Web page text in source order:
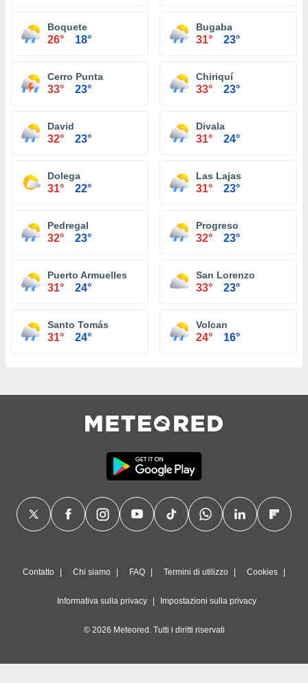
Boquete
26° 18°
Bugaba
31° 23°
Cerro Punta
33° 23°
Chiriquí
33° 23°
David
32° 23°
Divala
31° 24°
Dolega
31° 22°
Las Lajas
31° 23°
Pedregal
32° 23°
Progreso
32° 23°
Puerto Armuelles
31° 24°
San Lorenzo
33° 23°
Santo Tomás
31° 24°
Volcan
24° 16°
Contatto Chi siamo FAQ Termini di utilizzo Cookies
Informativa sulla privacy Impostazioni sulla privacy
© 2026 Meteored. Tutti i diritti riservati